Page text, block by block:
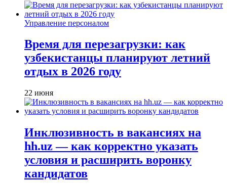
Управление персоналом
Время для перезагрузки: как
узбекистанцы планируют летний
отдых в 2026 году
22 июня
Инклюзивность в вакансиях на
hh.uz — как корректно указать
условия и расширить воронку
кандидатов